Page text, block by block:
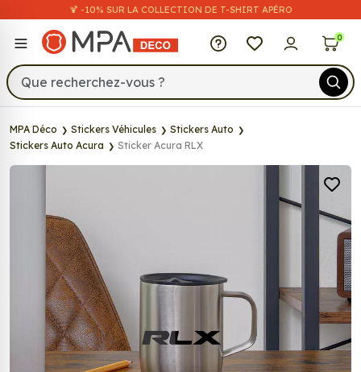
🍹 -10% SUR LA COLLECTION DE T-SHIRT APÉRO
MPA Déco 0
MPA Déco Stickers Véhicules
Stickers Auto
Stickers Auto Acura
Sticker Acura RLX